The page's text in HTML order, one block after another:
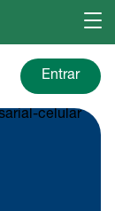
Entrar